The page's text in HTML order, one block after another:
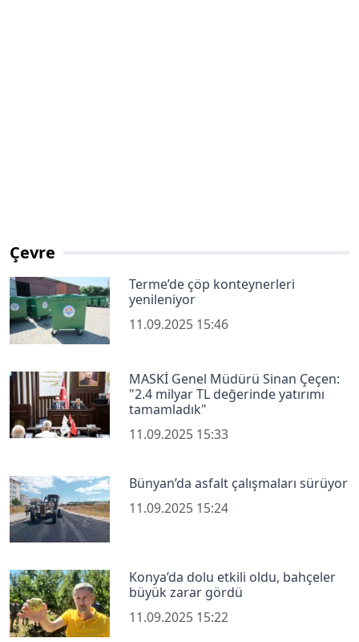
Çevre
Terme’de çöp konteynerleri
yenileniyor
11.09.2025 15:46
MASKİ Genel Müdürü Sinan Çeçen:
"2.4 milyar TL değerinde yatırımı
tamamladık"
11.09.2025 15:33
Bünyan’da asfalt çalışmaları sürüyor
11.09.2025 15:24
Konya’da dolu etkili oldu, bahçeler
büyük zarar gördü
11.09.2025 15:22